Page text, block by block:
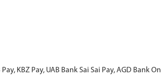
KBZ Pay, UAB Bank Sai Sai Pay, AGD